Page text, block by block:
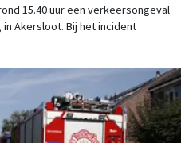
15.40 uur een verkeersongeval
Akersloot. Bij het incident